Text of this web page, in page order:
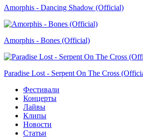
Amorphis - Dancing Shadow (Official)
Amorphis - Bones (Official)
Paradise Lost - Serpent On The Cross
Фестивали
Концерты
Лайвы
Клипы
Новости
Статьи